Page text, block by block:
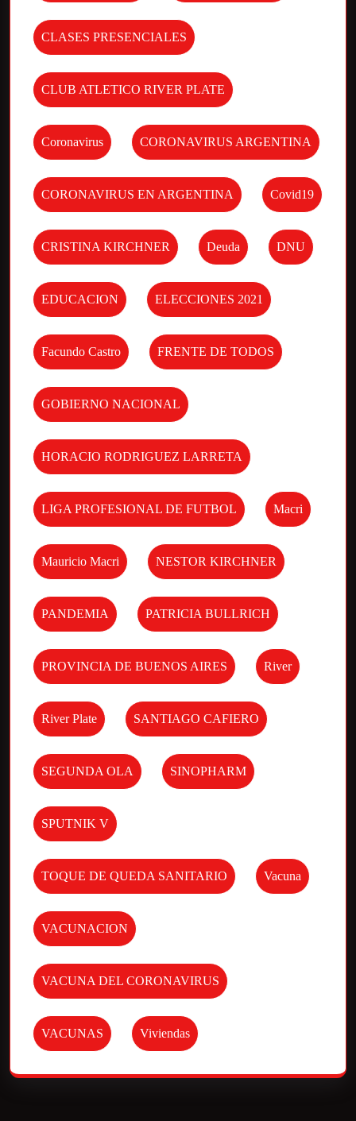
CLASES PRESENCIALES
CLUB ATLETICO RIVER PLATE
Coronavirus CORONAVIRUS ARGENTINA
CORONAVIRUS EN ARGENTINA Covid19
CRISTINA KIRCHNER Deuda DNU
EDUCACION ELECCIONES 2021
Facundo Castro FRENTE DE TODOS
GOBIERNO NACIONAL
HORACIO RODRIGUEZ LARRETA
LIGA PROFESIONAL DE FUTBOL Macri
Mauricio Macri NESTOR KIRCHNER
PANDEMIA PATRICIA BULLRICH
PROVINCIA DE BUENOS AIRES River
River Plate SANTIAGO CAFIERO
SEGUNDA OLA SINOPHARM
SPUTNIK V
TOQUE DE QUEDA SANITARIO Vacuna
VACUNACION
VACUNA DEL CORONAVIRUS
VACUNAS Viviendas